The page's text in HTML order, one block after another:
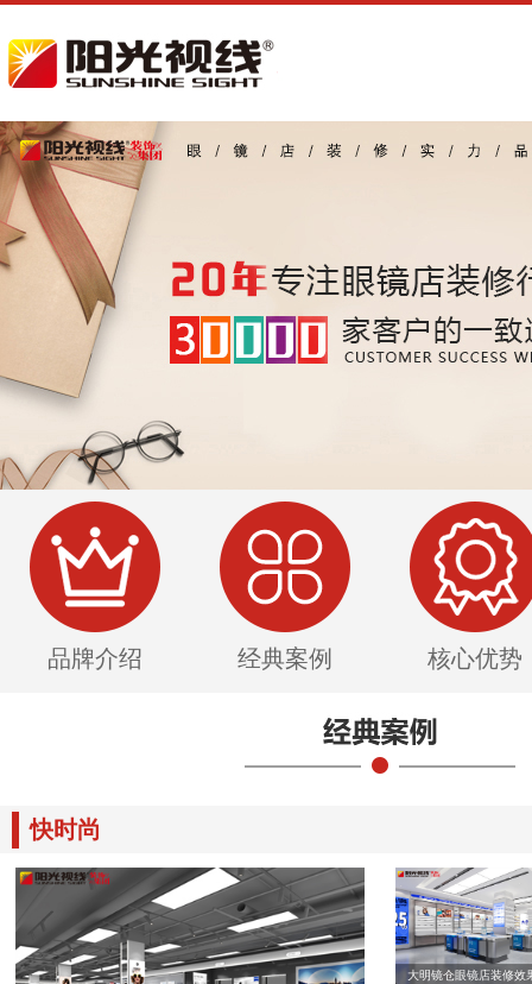
品牌介绍 经典案例 核心优势
快时尚
大明镜仓眼镜店装修效